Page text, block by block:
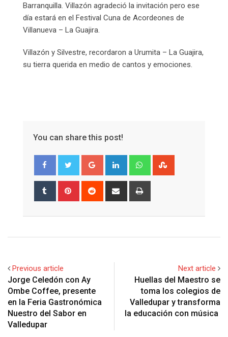
Barranquilla. Villazón agradeció la invitación pero ese
día estará en el Festival Cuna de Acordeones de
Villanueva – La Guajira.
Villazón y Silvestre, recordaron a Urumita – La Guajira,
su tierra querida en medio de cantos y emociones.
You can share this post!
Google+ LinkedIn Whatsapp
Tumblr Pinterest Reddit
Share
Previous article
Jorge Celedón con Ay
Ombe Coffee, presente
en la Feria Gastronómica
Nuestro del Sabor en
Valledupar
Next article
Huellas del Maestro se
toma los colegios de
Valledupar y transforma
la educación con música